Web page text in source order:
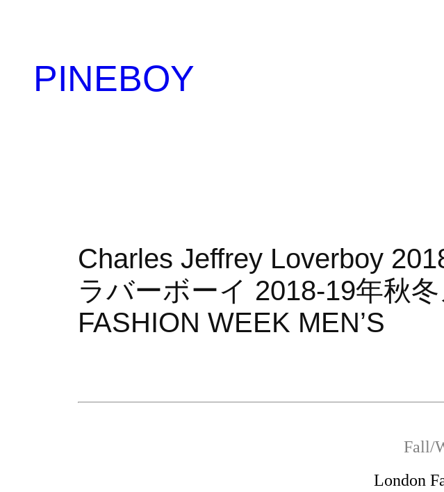
PINEBOY
Charles Jeffrey Loverboy
ラバーボーイ 2018-19年秋
FASHION WEEK MEN’S
Fall/
London